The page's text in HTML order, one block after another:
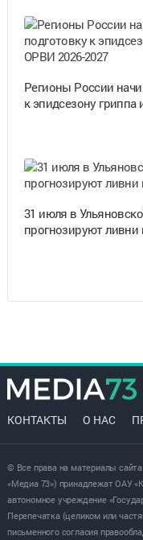
Регионы России
к эпидсезону гриппа
31 июля в
прогнозируют ливни
КОНТАКТЫ О НАС
© Все права на материалы сайта
«Медиа 73») принадлежат ОАУ
автономное учреждение
Перепечатка (целиком или
письменного согласия